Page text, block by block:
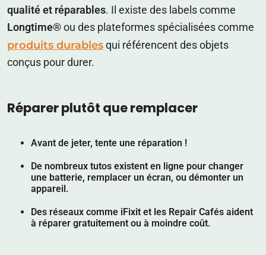
qualité et réparables. Il existe des labels comme
Longtime® ou des plateformes spécialisées comme
produits durables qui référencent des objets
conçus pour durer.
Réparer plutôt que remplacer
Avant de jeter, tente une réparation !
De nombreux tutos existent en ligne pour changer
une batterie, remplacer un écran, ou démonter un
appareil.
Des réseaux comme iFixit et les Repair Cafés aident
à réparer gratuitement ou à moindre coût.